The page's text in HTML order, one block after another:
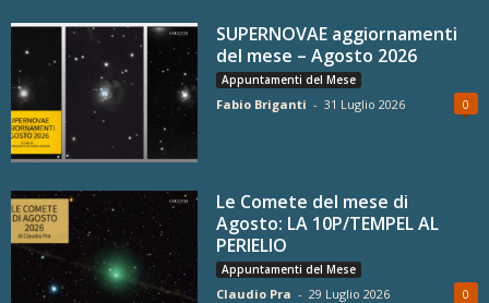
SUPERNOVAE aggiornamenti
del mese – Agosto 2026
Appuntamenti del Mese
Fabio Briganti - 31 Luglio 2026 0
Le Comete del mese di
Agosto: LA 10P/TEMPEL AL
PERIELIO
Appuntamenti del Mese
Claudio Pra - 29 Luglio 2026 0